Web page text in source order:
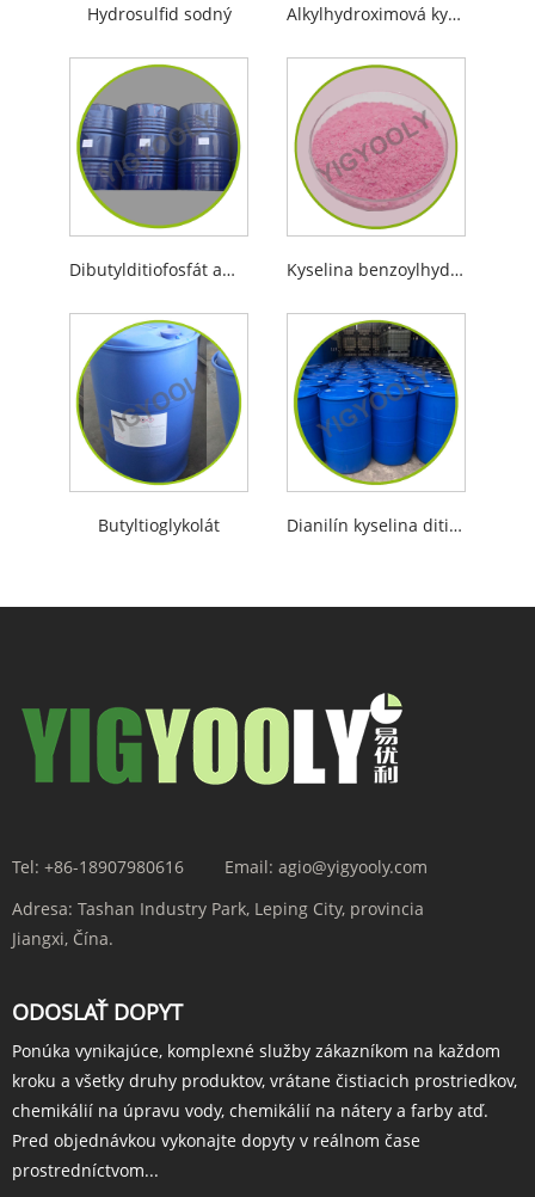
Hydrosulfid sodný Alkylhydroximová kyselina
Dibutylditiofosfát amónny Kyselina benzoylhydroximová
Butyltioglykolát Dianilín kyselina ditiofosforečná
Tel: +86-18907980616 Email: agio@yigyooly.com
Adresa: Tashan Industry Park, Leping City, provincia
Jiangxi, Čína.
ODOSLAŤ DOPYT
Ponúka vynikajúce, komplexné služby zákazníkom na každom
kroku a všetky druhy produktov, vrátane čistiacich prostriedkov,
chemikálií na úpravu vody, chemikálií na nátery a farby atď.
Pred objednávkou vykonajte dopyty v reálnom čase
prostredníctvom...